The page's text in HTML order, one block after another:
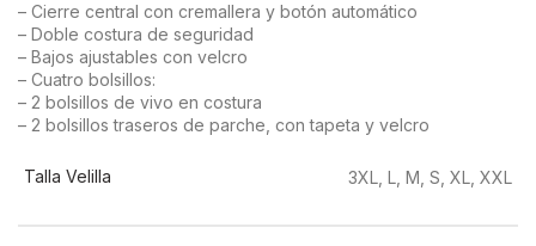
– Cierre central con cremallera y botón automático
– Doble costura de seguridad
– Bajos ajustables con velcro
– Cuatro bolsillos:
– 2 bolsillos de vivo en costura
– 2 bolsillos traseros de parche, con tapeta y velcro
Talla Velilla 3XL, L, M, S, XL, XXL